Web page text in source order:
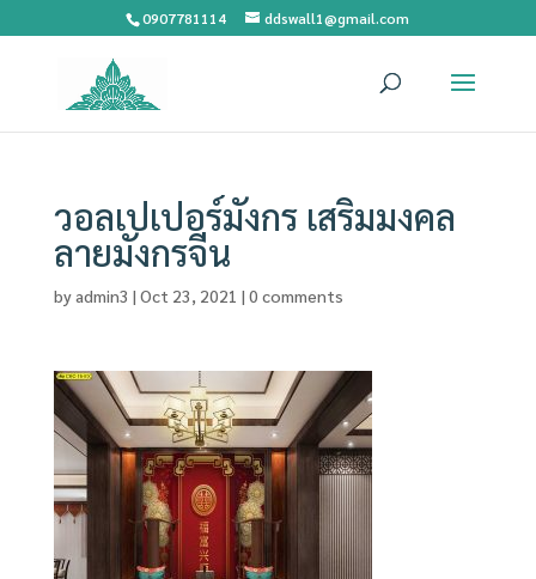
0907781114 ddswall1@gmail.com
วอลเปเปอร์มังกร เสริมมงคล
ลายมังกรจีน
byadmin3 | Oct 23, 2021 | 0 comments